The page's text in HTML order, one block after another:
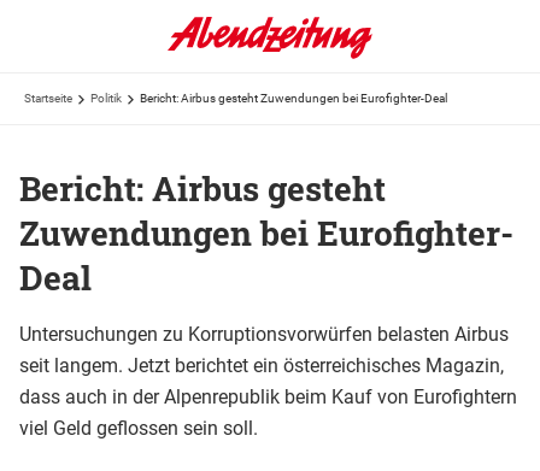
Startseite Politik Bericht: Airbus gesteht Zuwendungen bei Eurofighter-Deal
Bericht: Airbus gesteht
Zuwendungen bei Eurofighter-
Deal
Untersuchungen zu Korruptionsvorwürfen belasten Airbus
seit langem. Jetzt berichtet ein österreichisches Magazin,
dass auch in der Alpenrepublik beim Kauf von Eurofightern
viel Geld geflossen sein soll.